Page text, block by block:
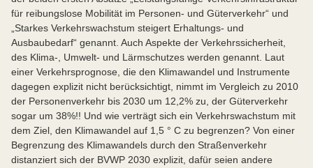
für reibungslose Mobilität im Personen- und Güterverkehr“ und
„Starkes Verkehrswachstum steigert Erhaltungs- und
Ausbaubedarf“ genannt. Auch Aspekte der Verkehrssicherheit,
des Klima-, Umwelt- und Lärmschutzes werden genannt. Laut
einer Verkehrsprognose, die den Klimawandel und Instrumente
dagegen explizit nicht berücksichtigt, nimmt im Vergleich zu 2010
der Personenverkehr bis 2030 um 12,2% zu, der Güterverkehr
sogar um 38%!! Und wie verträgt sich ein Verkehrswachstum mit
dem Ziel, den Klimawandel auf 1,5 ° C zu begrenzen? Von einer
Begrenzung des Klimawandels durch den Straßenverkehr
distanziert sich der BVWP 2030 explizit, dafür seien andere